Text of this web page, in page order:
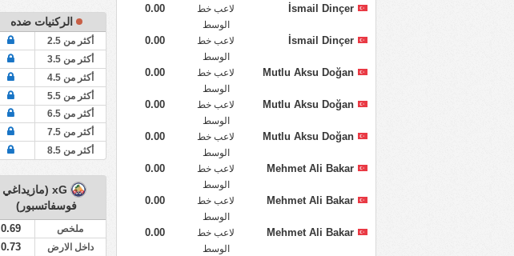
İsmail Dinçer
لاعب خط
الوسط
0.00
İsmail Dinçer
لاعب خط
الوسط
0.00
Mutlu Aksu Doğan
لاعب خط
الوسط
0.00
Mutlu Aksu Doğan
لاعب خط
الوسط
0.00
Mutlu Aksu Doğan
لاعب خط
الوسط
0.00
Mehmet Ali Bakar
لاعب خط
الوسط
0.00
Mehmet Ali Bakar
لاعب خط
الوسط
0.00
Mehmet Ali Bakar
لاعب خط
الوسط
0.00
الركنيات ضده
أكثر من 2.5
أكثر من 3.5
أكثر من 4.5
أكثر من 5.5
أكثر من 6.5
أكثر من 7.5
أكثر من 8.5
xG (مازيداغي
فوسفاتسبور)
ملخص 0.69
داخل الارض 0.73